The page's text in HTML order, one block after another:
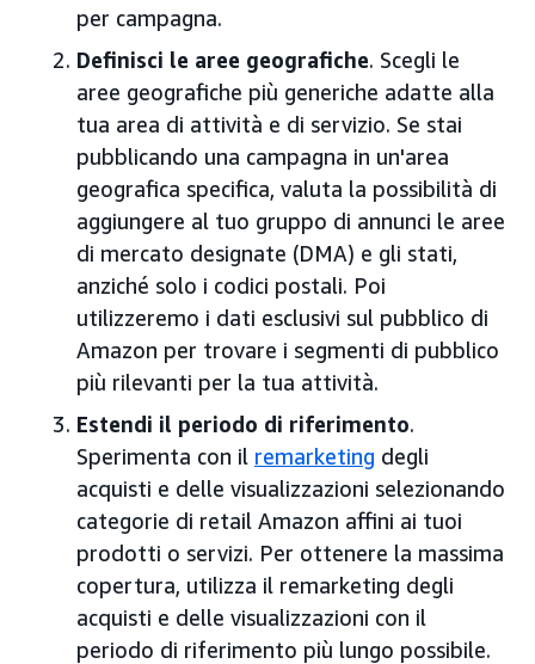
per campagna.
Definisci le aree geografiche. Scegli le
aree geografiche più generiche adatte alla
tua area di attività e di servizio. Se stai
pubblicando una campagna in un'area
geografica specifica, valuta la possibilità di
aggiungere al tuo gruppo di annunci le aree
di mercato designate (DMA) e gli stati,
anziché solo i codici postali. Poi
utilizzeremo i dati esclusivi sul pubblico di
Amazon per trovare i segmenti di pubblico
più rilevanti per la tua attività.
Estendi il periodo di riferimento.
Sperimenta con il remarketing degli
acquisti e delle visualizzazioni selezionando
categorie di retail Amazon affini ai tuoi
prodotti o servizi. Per ottenere la massima
copertura, utilizza il remarketing degli
acquisti e delle visualizzazioni con il
periodo di riferimento più lungo possibile.